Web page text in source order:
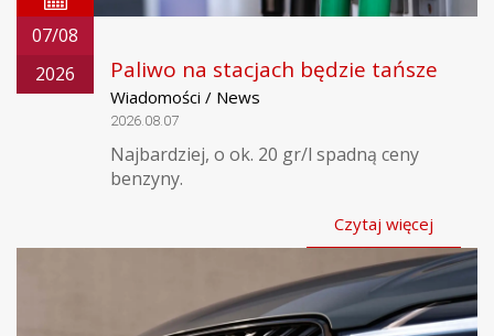
07/08
2026
Paliwo na stacjach będzie tańsze
Wiadomości / News
2026.08.07
Najbardziej, o ok. 20 gr/l spadną ceny
benzyny.
Czytaj więcej